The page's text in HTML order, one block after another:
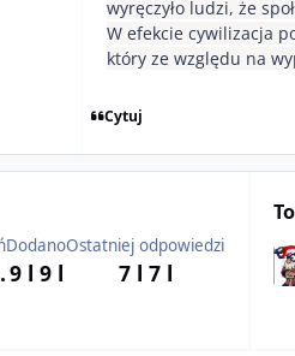
wyręczyło ludzi, że
W efekcie cywilizacja
który ze względu na
Cytuj
Dodano
9 l 9 l
Ostatniej odpowiedzi
7 l 7 l